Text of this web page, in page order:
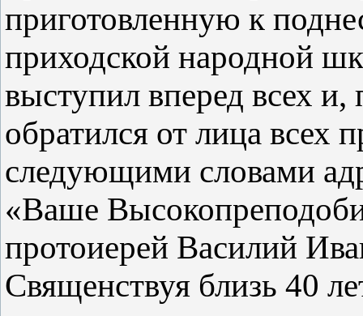
приготовленную к
приходской народной
выступил вперед всех
обратился от лица всех
следующими словами
«Ваше
протоиерей Василий
Священствуя близь 40